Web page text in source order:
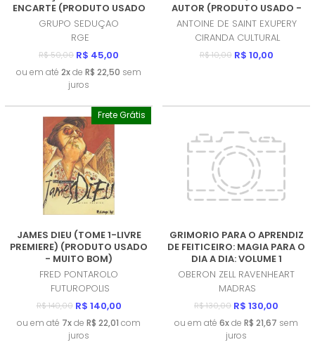
ENCARTE (PRODUTO USADO
- MUITO BOM)
GRUPO SEDUÇAO
RGE
R$ 50,00 R$ 45,00
ou em até 2xde R$ 22,50 sem
juros
AUTOR (PRODUTO USADO -
COMO NOVO)
ANTOINE DE SAINT EXUPERY
CIRANDA CULTURAL
R$ 10,00 R$ 10,00
Frete Grátis
JAMES DIEU (TOME 1-LIVRE
PREMIERE) (PRODUTO USADO
- MUITO BOM)
FRED PONTAROLO
FUTUROPOLIS
R$ 140,00 R$ 140,00
ou em até 7xde R$ 22,01 com
juros
GRIMORIO PARA O APRENDIZ
DE FEITICEIRO: MAGIA PARA O
DIA A DIA: VOLUME 1
(PRODUTO NOVO)
OBERON ZELL RAVENHEART
MADRAS
R$ 130,00 R$ 130,00
ou em até 6xde R$ 21,67 sem
juros